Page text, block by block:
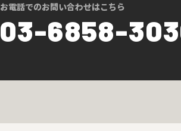
お電話でのお問い合わせはこちら
03-6858-